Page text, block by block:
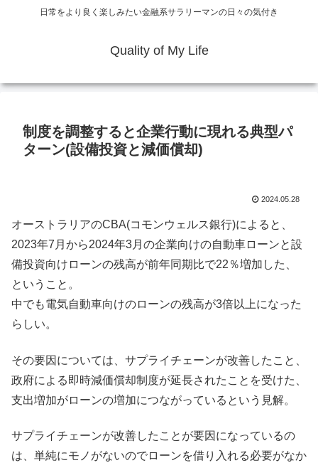
日常をより良く楽しみたい金融系サラリーマンの日々の気付き
Quality of My Life
制度を調整すると企業行動に現れる典型パ
ターン(設備投資と減価償却)
2024.05.28
オーストラリアのCBA(コモンウェルス銀行)によると、
2023年7月から2024年3月の企業向けの自動車ローンと設
備投資向けローンの残高が前年同期比で22％増加した、
ということ。
中でも電気自動車向けのローンの残高が3倍以上になった
らしい。
その要因については、サプライチェーンが改善したこと、
政府による即時減価償却制度が延長されたことを受けた、
支出増加がローンの増加につながっているという見解。
サプライチェーンが改善したことが要因になっているの
は、単純にモノがないのでローンを借り入れる必要がなか